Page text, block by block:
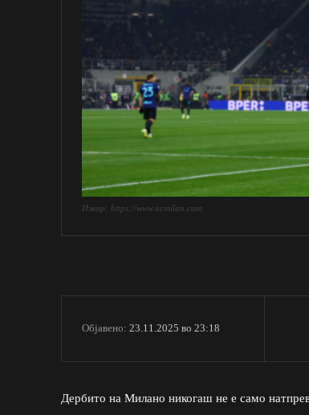
Извор: https://www.acmilan.com
Објавено: 23.11.2025 во 23:18
Дербито на Милано никогаш не е само